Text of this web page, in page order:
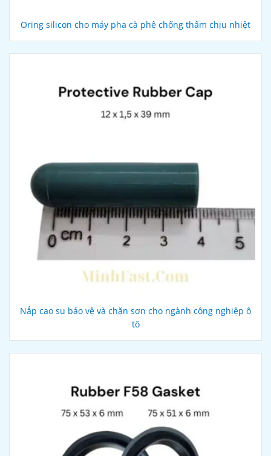
Oring silicon cho máy pha cà phê chống thấm chịu nhiệt
Nắp cao su bảo vệ và chặn sơn cho ngành công nghiệp ô
tô